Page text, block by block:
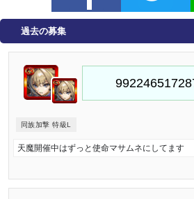
過去の募集
同族加撃 特級L
天魔開催中はずっと使命マサムネにしてます